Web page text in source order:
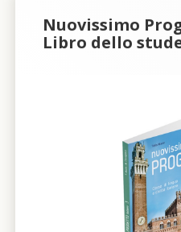
Nuovissimo
Libro dello